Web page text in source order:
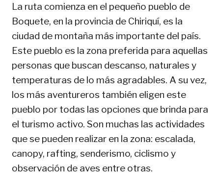
La ruta comienza en el pequeño pueblo de
Boquete, en la provincia de Chiriquí, es la
ciudad de montaña más importante del país.
Este pueblo es la zona preferida para aquellas
personas que buscan descanso, naturales y
temperaturas de lo más agradables. A su vez,
los más aventureros también eligen este
pueblo por todas las opciones que brinda para
el turismo activo. Son muchas las actividades
que se pueden realizar en la zona: escalada,
canopy, rafting, senderismo, ciclismo y
observación de aves entre otras.